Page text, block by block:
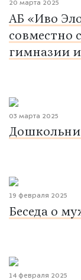
20 марта 2025
АБ «Иво
совместно
гимназии
03 марта 2025
19 февраля 2025
Беседа о
14 февраля 2025